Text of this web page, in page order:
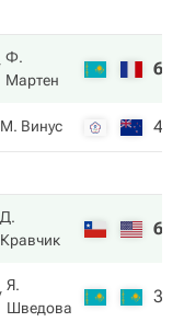
Ф.
Мартен
6
М. Винус 4
Д.
Кравчик
6
Я.
Шведова
3